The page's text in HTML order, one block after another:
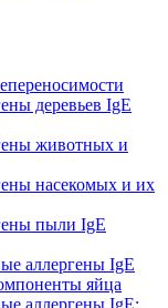
деревьев IgE
животных и
насекомых и их
пыли IgE
аллергены IgE
яйца
аллергены IgE: